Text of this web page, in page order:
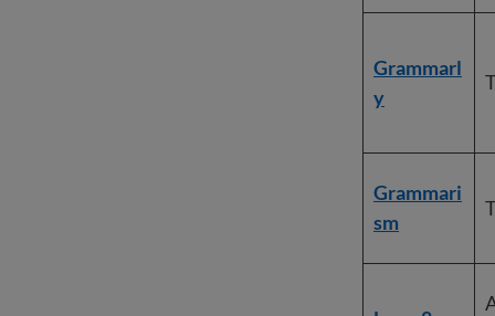
Grammarl
y
Grammari
sm